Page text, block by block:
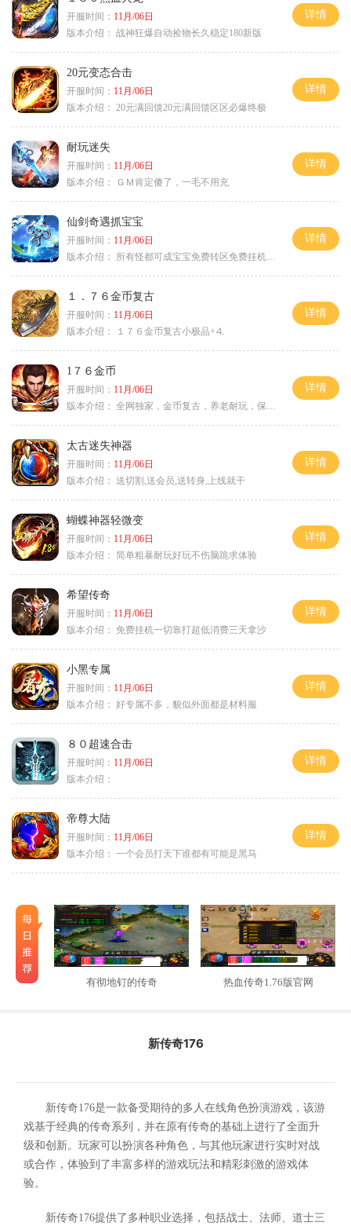
开服时间： 11月/06日
版本介绍： 战神狂爆自动捡物长久稳定180新版
详情
20元变态合击
开服时间： 11月/06日
版本介绍： 20元满回馈20元满回馈区区必爆终极
详情
耐玩迷失
开服时间： 11月/06日
版本介绍：
ＧＭ肯定傻了，一毛不用充
详情
仙剑奇遇抓宝宝
开服时间： 11月/06日
版本介绍：
所有怪都可成宝宝免费转区免费挂机活动
详情
１．７６金币复古
开服时间： 11月/06日
版本介绍：
１７６金币复古小极品+⒋
详情
1７６金币
开服时间： 11月/06日
版本介绍： 全网独家，金币复古，养老耐玩，保底回収
详情
太古迷失神器
开服时间： 11月/06日
版本介绍： 送切割,送会员,送转身,上线就干
详情
蝴蝶神器轻微变
开服时间： 11月/06日
版本介绍： 简单粗暴耐玩好玩不伤脑跪求体验
详情
希望传奇
开服时间： 11月/06日
版本介绍： 免费挂机一切靠打超低消费三天拿沙
详情
小黑专属
开服时间： 11月/06日
版本介绍： 好专属不多，貌似外面都是材料服
详情
８０超速合击
开服时间： 11月/06日
版本介绍：
详情
帝尊大陆
开服时间： 11月/06日
版本介绍： 一个会员打天下谁都有可能是黑马
详情
有彻地钉的传奇 热血传奇1.76版官网
新传奇176
新传奇176是一款备受期待的多人在线角色扮演游戏，该游
戏基于经典的传奇系列，并在原有传奇的基础上进行了全面升
级和创新。玩家可以扮演各种角色，与其他玩家进行实时对战
或合作，体验到了丰富多样的游戏玩法和精彩刺激的游戏体
验。
新传奇176提供了多种职业选择，包括战士、法师、道士三